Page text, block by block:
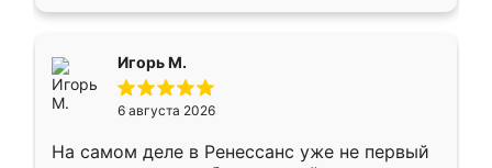
Игорь М.
6 августа 2026
На самом деле в Ренессанс уже не первый